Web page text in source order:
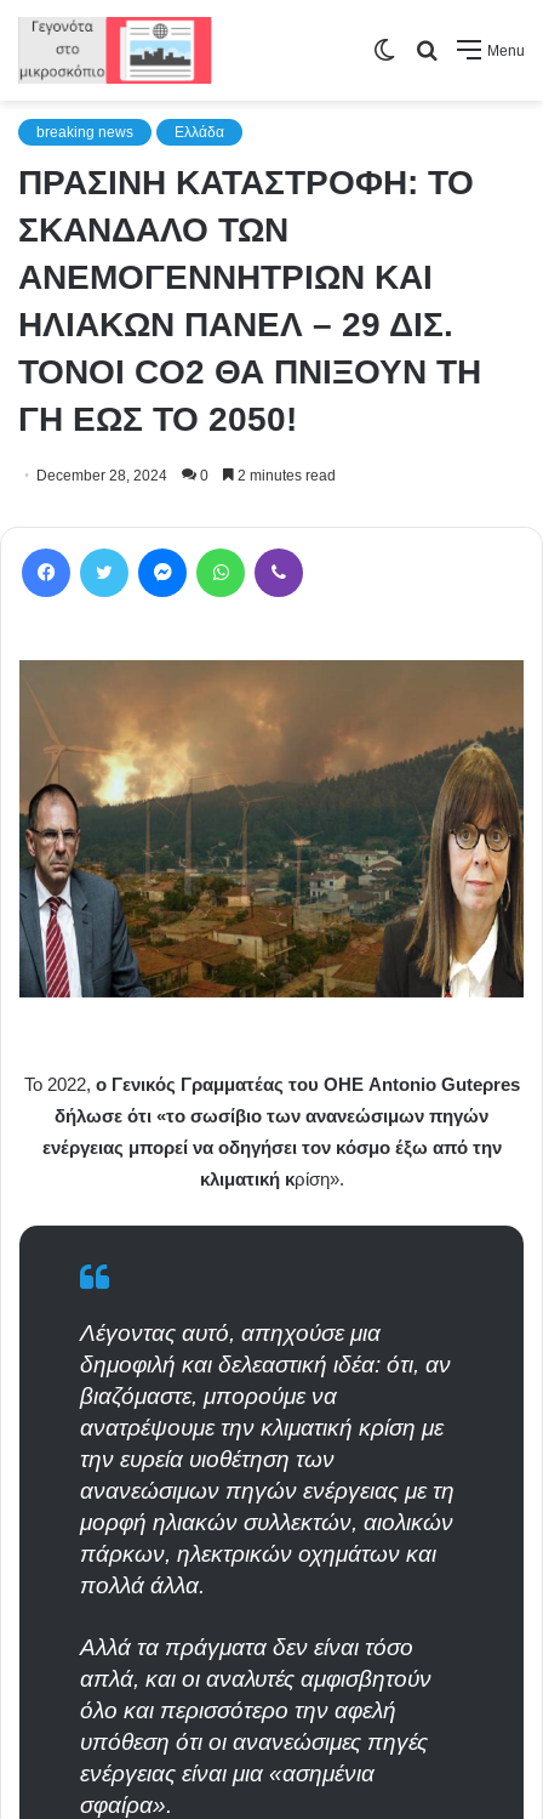
Menu
Search
Switch
breaking news Ελλάδα
ΠΡΑΣΙΝΗ ΚΑΤΑΣΤΡΟΦΗ: ΤΟ
ΣΚΑΝΔΑΛΟ ΤΩΝ
ΑΝΕΜΟΓΕΝΝΗΤΡΙΩΝ ΚΑΙ
ΗΛΙΑΚΩΝ ΠΑΝΕΛ – 29 ΔΙΣ.
ΤΟΝΟΙ CO2 ΘΑ ΠΝΙΞΟΥΝ ΤΗ
ΓΗ ΕΩΣ ΤΟ 2050!
December 28, 2024 0 2 minutes read
Το 2022, ο Γενικός Γραμματέας του ΟΗΕ Antonio Guteρres
δήλωσε ότι «το σωσίβιο των ανανεώσιμων πηγών
ενέργειας μπορεί να οδηγήσει τον κόσμο έξω από την
κλιματική κρίση».
Λέγοντας αυτό, απηχούσε μια
δημοφιλή και δελεαστική ιδέα: ότι, αν
βιαζόμαστε, μπορούμε να
ανατρέψουμε την κλιματική κρίση με
την ευρεία υιοθέτηση των
ανανεώσιμων πηγών ενέργειας με τη
μορφή ηλιακών συλλεκτών, αιολικών
πάρκων, ηλεκτρικών οχημάτων και
πολλά άλλα.
Αλλά τα πράγματα δεν είναι τόσο
απλά, και οι αναλυτές αμφισβητούν
όλο και περισσότερο την αφελή
υπόθεση ότι οι ανανεώσιμες πηγές
ενέργειας είναι μια «ασημένια
σφαίρα».